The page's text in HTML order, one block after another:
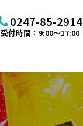
0247-85-2914
受付時間：9:00～17:00